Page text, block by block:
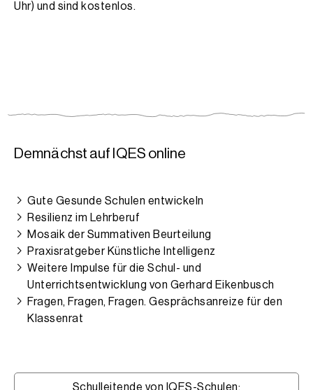
Uhr) und sind kostenlos.
Demnächst auf IQES online
Gute Gesunde Schulen entwickeln
Resilienz im Lehrberuf
Mosaik der Summativen Beurteilung
Praxisratgeber Künstliche Intelligenz
Weitere Impulse für die Schul- und
Unterrichtsentwicklung von Gerhard Eikenbusch
Fragen, Fragen, Fragen. Gesprächsanreize für den
Klassenrat
Schulleitende von IQES-Schulen: